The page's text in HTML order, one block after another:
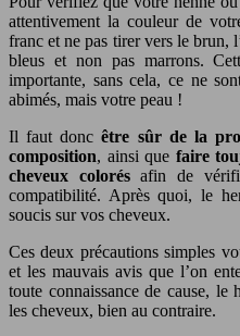
attentivement la couleur de
franc et ne pas tirer vers le brun,
bleus et non pas marrons.
importante, sans cela, ce ne
abimés, mais votre peau !
Il faut doncêtre sûr de la
composition, ainsi que faire
cheveux colorésafin de
compatibilité. Après quoi, le
soucis sur vos cheveux.
Ces deux précautions simples
et les mauvais avis que l’on
toute connaissance de cause, le
les cheveux, bien au contraire.